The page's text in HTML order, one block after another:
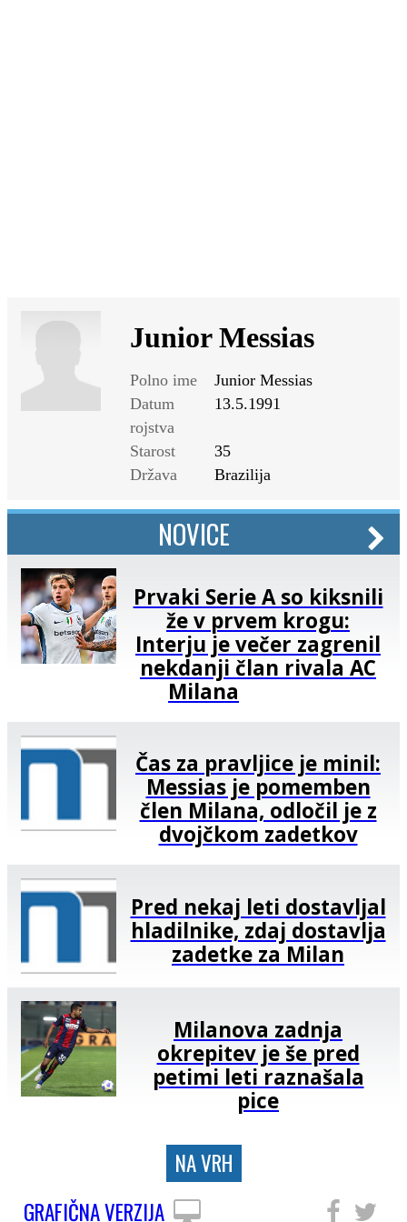
Junior Messias
Polno ime
Junior Messias
Datum
rojstva
13.5.1991
Starost
35
Država
Brazilija
NOVICE
Prvaki Serie A so kiksnili
že v prvem krogu:
Interju je večer zagrenil
nekdanji član rivala AC
Milana
Čas za pravljice je minil:
Messias je pomemben
člen Milana, odločil je z
dvojčkom zadetkov
Pred nekaj leti dostavljal
hladilnike, zdaj dostavlja
zadetke za Milan
Milanova zadnja
okrepitev je še pred
petimi leti raznašala
pice
NA VRH
GRAFIČNA VERZIJA